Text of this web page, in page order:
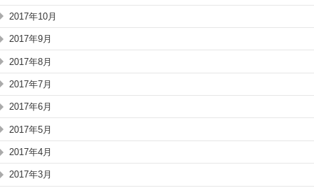
2017年10月
2017年9月
2017年8月
2017年7月
2017年6月
2017年5月
2017年4月
2017年3月